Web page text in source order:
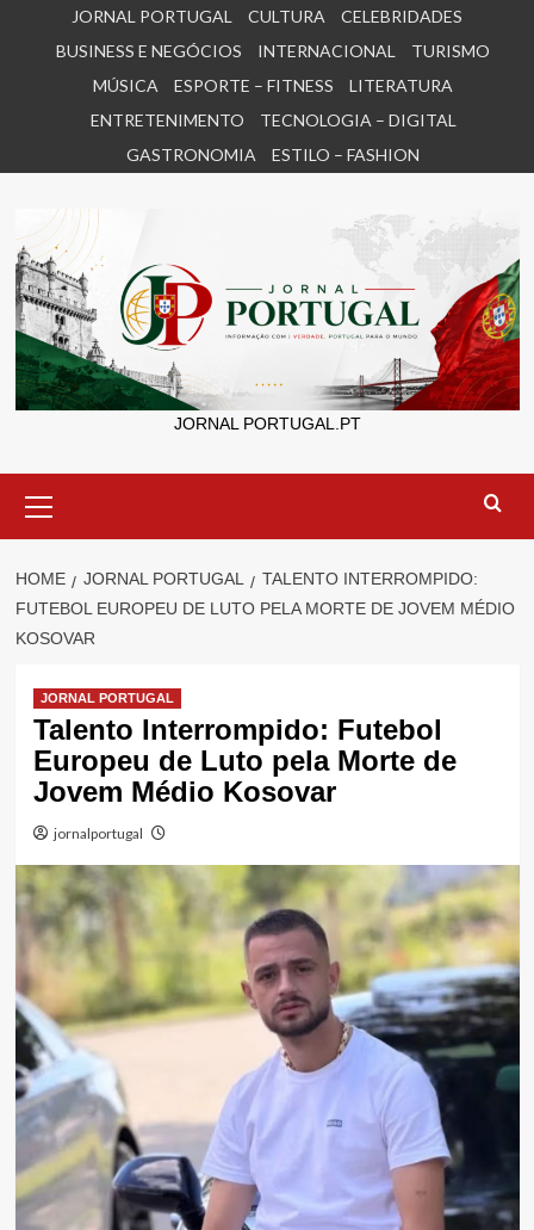
JORNAL PORTUGAL CULTURA
CELEBRIDADES
BUSINESS E NEGÓCIOS
INTERNACIONAL
TURISMO
MÚSICA
ESPORTE – FITNESS
LITERATURA
ENTRETENIMENTO
TECNOLOGIA – DIGITAL
GASTRONOMIA
ESTILO – FASHION
JORNAL PORTUGAL.PT
Menu
HOME JORNAL PORTUGAL
TALENTO INTERROMPIDO:
FUTEBOL EUROPEU DE LUTO PELA MORTE DE JOVEM MÉDIO
KOSOVAR
JORNAL PORTUGAL
Talento Interrompido: Futebol
Europeu de Luto pela Morte de
Jovem Médio Kosovar
jornalportugal